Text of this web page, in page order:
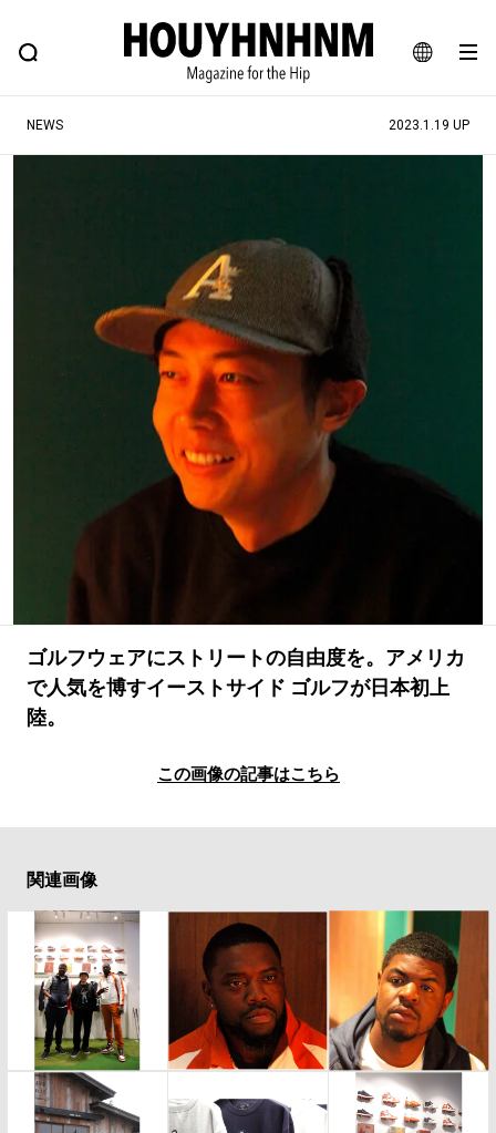
JA
EN
FEATURE BLOG SNAP
ヒップなファッション、カルチャー、ライフスタイルWEBマガジン
#憧れの逸品
#ESSENTIAL DESIGNS #古着サミット
#NEW VINTAGE #マイナーグッド図鑑
#路地裏てぃーん。 #MONTHLY JOURNAL
#GH 銘品の所以 #フイナムのYouTube
#Commune H #FOCUS IT #AH.H
#FASHION #MUSIC #MOVIE
#LIFESTYLE #SNEAKER #OUTDOOR
#HANDSOME HANDBOOK
NEWS 2023.1.19 UP
ゴルフウェアにストリートの自由度を。アメリカ
で人気を博すイーストサイド ゴルフが日本初上
陸。
この画像の記事はこちら
関連画像